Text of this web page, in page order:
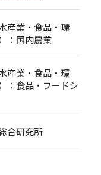
産業・食品・環
国内農業
産業・食品・環
食品・フードシ
合研究所